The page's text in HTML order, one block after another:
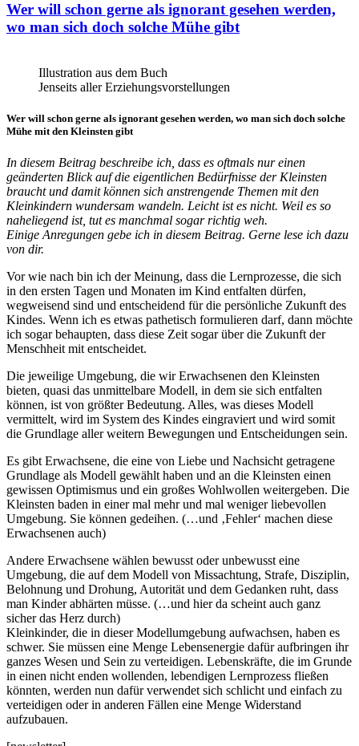
Wer will schon gerne als ignorant gesehen werden,
wo man sich doch solche Mühe gibt
Illustration aus dem Buch
Jenseits aller Erziehungsvorstellungen
Wer will schon gerne als ignorant gesehen werden, wo man sich doch solche
Mühe mit den Kleinsten gibt
In diesem Beitrag beschreibe ich, dass es oftmals nur einen
geänderten Blick auf die eigentlichen Bedürfnisse der Kleinsten
braucht und damit können sich anstrengende Themen mit den
Kleinkindern wundersam wandeln. Leicht ist es nicht. Weil es so
naheliegend ist, tut es manchmal sogar richtig weh.
Einige Anregungen gebe ich in diesem Beitrag. Gerne lese ich dazu
von dir.
Vor wie nach bin ich der Meinung, dass die Lernprozesse, die sich
in den ersten Tagen und Monaten im Kind entfalten dürfen,
wegweisend sind und entscheidend für die persönliche Zukunft des
Kindes. Wenn ich es etwas pathetisch formulieren darf, dann möchte
ich sogar behaupten, dass diese Zeit sogar über die Zukunft der
Menschheit mit entscheidet.
Die jeweilige Umgebung, die wir Erwachsenen den Kleinsten
bieten, quasi das unmittelbare Modell, in dem sie sich entfalten
können, ist von größter Bedeutung. Alles, was dieses Modell
vermittelt, wird im System des Kindes eingraviert und wird somit
die Grundlage aller weitern Bewegungen und Entscheidungen sein.
Es gibt Erwachsene, die eine von Liebe und Nachsicht getragene
Grundlage als Modell gewählt haben und an die Kleinsten einen
gewissen Optimismus und ein großes Wohlwollen weitergeben. Die
Kleinsten baden in einer mal mehr und mal weniger liebevollen
Umgebung. Sie können gedeihen. (…und ‚Fehler‘ machen diese
Erwachsenen auch)
Andere Erwachsene wählen bewusst oder unbewusst eine
Umgebung, die auf dem Modell von Missachtung, Strafe, Disziplin,
Belohnung und Drohung, Autorität und dem Gedanken ruht, dass
man Kinder abhärten müsse. (…und hier da scheint auch ganz
sicher das Herz durch)
Kleinkinder, die in dieser Modellumgebung aufwachsen, haben es
schwer. Sie müssen eine Menge Lebensenergie dafür aufbringen ihr
ganzes Wesen und Sein zu verteidigen. Lebenskräfte, die im Grunde
in einen nicht enden wollenden, lebendigen Lernprozess fließen
könnten, werden nun dafür verwendet sich schlicht und einfach zu
verteidigen oder in anderen Fällen eine Menge Widerstand
aufzubauen.